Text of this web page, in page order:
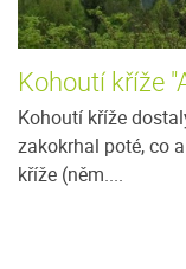
Kohoutí kříže
Kohoutí kříže
zakokrhal poté, co
kříže (něm....